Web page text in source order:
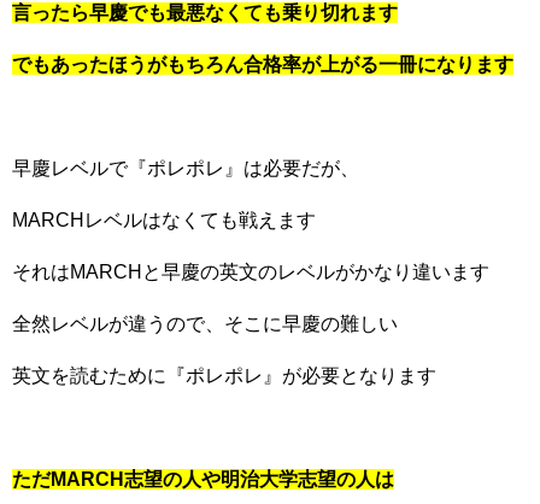
言ったら早慶でも最悪なくても乗り切れます
でもあったほうがもちろん合格率が上がる一冊になります
早慶レベルで『ポレポレ』は必要だが、
MARCHレベルはなくても戦えます
それはMARCHと早慶の英文のレベルがかなり違います
全然レベルが違うので、そこに早慶の難しい
英文を読むために『ポレポレ』が必要となります
ただMARCH志望の人や明治大学志望の人は